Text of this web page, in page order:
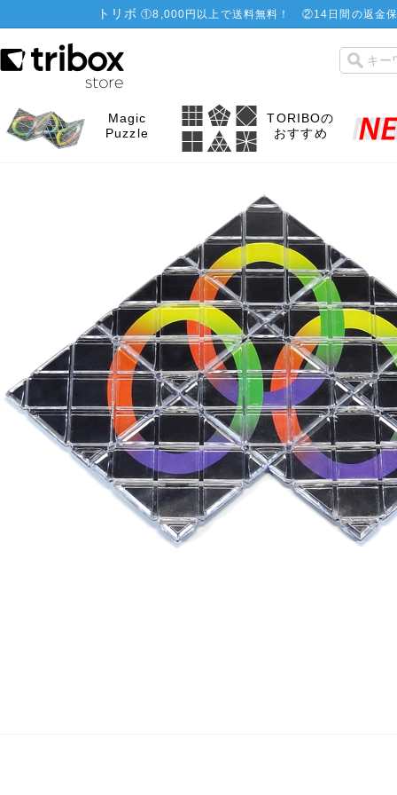
トリボ ①8,000円以上で送料無料！ ②14日間の返金
Magic
Puzzle
TORIBOの
おすすめ